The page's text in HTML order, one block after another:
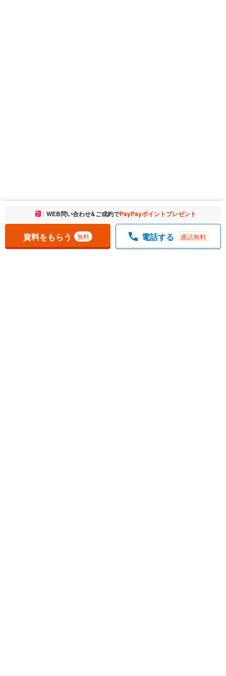
お気に入りに追加しました。 一覧を開く
WEB問い合わせ&ご成約でPayPayポイントプレゼント
資料をもらう 無料 電話する 通話無料